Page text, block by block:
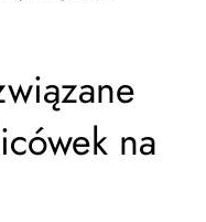
na